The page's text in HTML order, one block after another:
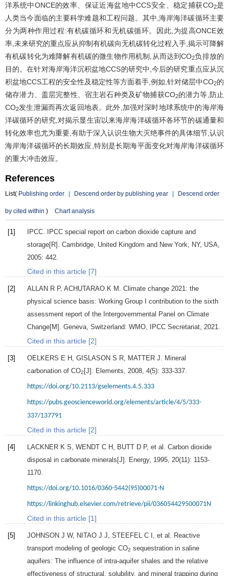
洋系统中ONCE的效率、保证近海盆地中CCS安全、稳定捕获CO2是
人类当今面临的主要科学难题和工程问题。其中,海岸海洋碳循环主要
分为两种作用过程:有机碳循环和无机碳循环。因此,为提高ONCE效
率,未来研究的重点应从抑制有机碳向无机碳转化过程入手,揭示可降解
有机碳转化为难降解有机碳的微生物作用机制,从而达到CO2负排放的
目的。在针对海岸海洋沉积盆地CCS的研究中,今后的研究重点应从沉
积盆地CCS工程的安全性及稳定性等方面着手,例如,针对储层中CO2的
储存潜力、盖层完整性、宿主岩石种类及矿物捕获CO2的潜力等,防止
CO2发生泄漏而再次返回地表。此外,加强对深时地球系统中的海岸海
洋碳循环的研究,对揭示显生宙以来海岸海洋碳循环各环节的碳通量和
转化效率也尤为重要,有助于深入认识生物大灭绝事件的具体细节,认识
海岸海洋碳循环的长期效应,特别是长期海平面变化对海岸海洋碳循环
的重大冲击效应。
References
List( Publishing order | Descend order by publishing year | Descend order
by cited within ) Chart analysis
[1]
IPCC. IPCC special report on carbon dioxide capture and
storage[R]. Cambridge, United Kingdom and New York, NY, USA
2005: 442.
Cited in this article [7]
[2] ALLAN R P, ACHUTARAO K M
. Climate change 2021: the
physical science basis: Working Group I contribution to the sixth
assessment report of the Intergovernmental Panel on Climate
Change[M]. Geneva , Switzerland: WMO, IPCC Secretariat, 2021
Cited in this article [2]
[3] OELKERS E H GISLASON S R MATTER J . Mineral
carbonation of CO2 [J]. Elements 2008 4(5): 333-337.
https://doi.org/10.2113/gselements.4.5.333
https://pubs.geoscienceworld.org/elements/article/4/5/333-
337/137791
Cited in this article [2]
[4] LACKNER K S WENDT C H BUTT D P, et al. Carbon dioxide
disposal in carbonate minerals[J].
Energy, 1995 20(11): 1153-
1170.
https://doi.org/10.1016/0360-5442(95)00071-N
https://linkinghub.elsevier.com/retrieve/pii/036054429500071N
Cited in this article [1]
[5] JOHNSON J W, NITAO J J STEEFEL C I
, et al. Reactive
transport modeling of geologic CO2 sequestration in saline
aquifers: The influence of intra-aquifer shales and the relative
effectiveness of structural, solubility, and mineral trapping during